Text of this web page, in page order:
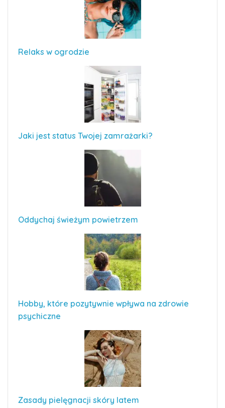
Relaks w ogrodzie
Jaki jest status Twojej zamrażarki?
Oddychaj świeżym powietrzem
Hobby, które pozytywnie wpływa na zdrowie
psychiczne
Zasady pielęgnacji skóry latem